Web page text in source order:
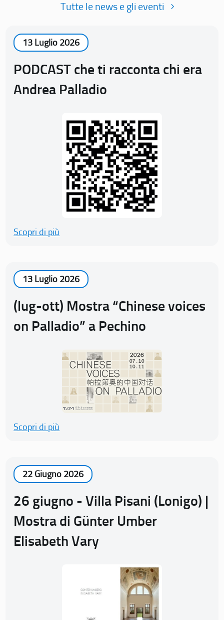
Tutte le news e gli eventi
13 Luglio 2026
PODCAST che ti racconta chi era
Andrea Palladio
Scopri di più
13 Luglio 2026
(lug-ott) Mostra “Chinese voices
on Palladio” a Pechino
Scopri di più
22 Giugno 2026
26 giugno - Villa Pisani (Lonigo) |
Mostra di Günter Umber
Elisabeth Vary